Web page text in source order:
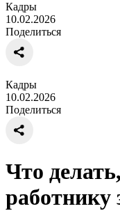
Кадры
10.02.2026
Поделиться
Кадры
10.02.2026
Поделиться
Что
работнику